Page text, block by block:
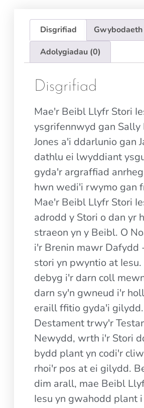
Disgrifiad
Adolygiadau (0)
Disgrifiad
Mae'r Beibl Llyfr Stori
ysgrifennwyd gan Sally
Jones a'i ddarlunio gan
dathlu ei lwyddiant
gyda'r argraffiad
hwn wedi'i rwymo gan
Mae'r Beibl Llyfr Stori
adrodd y Stori o dan yr
straeon yn y Beibl. O
i'r Brenin mawr Dafydd
stori yn pwyntio at Iesu.
debyg i'r darn coll
darn sy'n gwneud i'r
eraill ffitio gyda'i
Destament trwy'r
Newydd, wrth i'r Stori
bydd plant yn codi'r
rhoi'r pos at ei gilydd.
dim arall, mae Beibl
Iesu yn gwahodd plant